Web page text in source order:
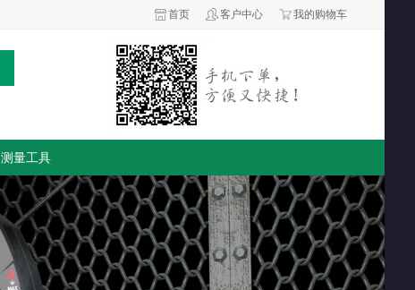
首页 客户中心 我的购物车
测量工具